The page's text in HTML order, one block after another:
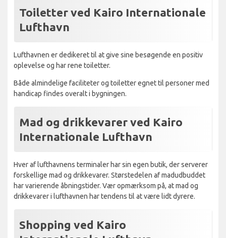
Toiletter ved Kairo Internationale
Lufthavn
Lufthavnen er dedikeret til at give sine besøgende en positiv
oplevelse og har rene toiletter.
Både almindelige faciliteter og toiletter egnet til personer med
handicap findes overalt i bygningen.
Mad og drikkevarer ved Kairo
Internationale Lufthavn
Hver af lufthavnens terminaler har sin egen butik, der serverer
forskellige mad og drikkevarer. Størstedelen af madudbuddet
har varierende åbningstider. Vær opmærksom på, at mad og
drikkevarer i lufthavnen har tendens til at være lidt dyrere.
Shopping ved Kairo